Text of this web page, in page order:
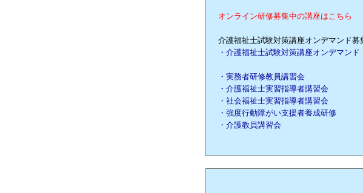
オンライン研修募集中の講座はこちら
介護福祉士試験対策講座オンデマンド募
・介護福祉士試験対策講座オンデマンド
・実務者研修教員講習会
・介護福祉士実習指導者講習会
・社会福祉士実習指導者講習会
・強度行動障がい支援者養成研修
・介護教員講習会